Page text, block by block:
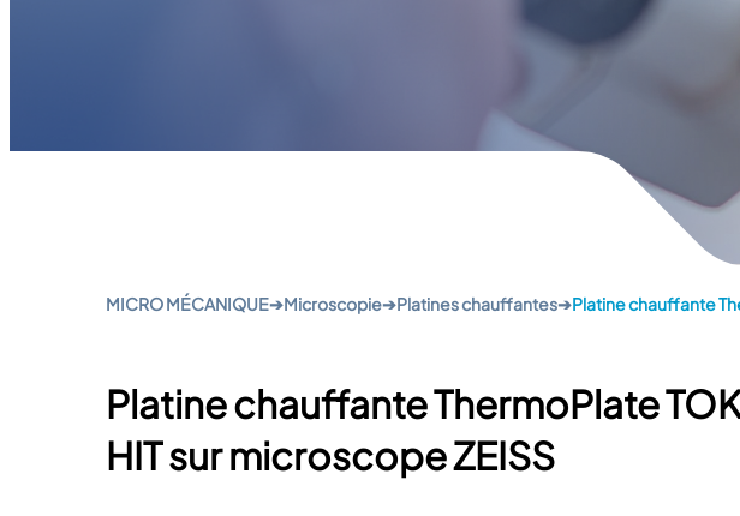
MICRO MÉCANIQUE➔Microscopie➔Platines chauffantes➔Platine chauffante
Platine chauffante ThermoPlate
HIT sur microscope ZEISS